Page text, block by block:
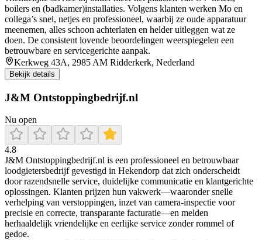
boilers en (badkamer)installaties. Volgens klanten werken Mo en
collega’s snel, netjes en professioneel, waarbij ze oude apparatuur
meenemen, alles schoon achterlaten en helder uitleggen wat ze
doen. De consistent lovende beoordelingen weerspiegelen een
betrouwbare en servicegerichte aanpak.
Kerkweg 43A, 2985 AM Ridderkerk, Nederland
Bekijk details
J&M Ontstoppingbedrijf.nl
Nu open
4.8
J&M Ontstoppingbedrijf.nl is een professioneel en betrouwbaar
loodgietersbedrijf gevestigd in Hekendorp dat zich onderscheidt
door razendsnelle service, duidelijke communicatie en klantgerichte
oplossingen. Klanten prijzen hun vakwerk—waaronder snelle
verhelping van verstoppingen, inzet van camera-inspectie voor
precisie en correcte, transparante facturatie—en melden
herhaaldelijk vriendelijke en eerlijke service zonder rommel of
gedoe.